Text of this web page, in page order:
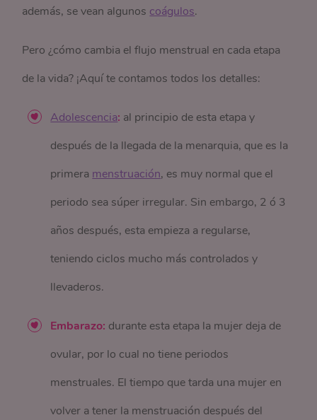
además, se vean algunos coágulos.
Pero ¿cómo cambia el flujo menstrual en cada etapa
de la vida? ¡Aquí te contamos todos los detalles:
Adolescencia: al principio de esta etapa y
después de la llegada de la menarquia, que es la
primera menstruación, es muy normal que el
periodo sea súper irregular. Sin embargo, 2 ó 3
años después, esta empieza a regularse,
teniendo ciclos mucho más controlados y
llevaderos.
Embarazo: durante esta etapa la mujer deja de
ovular, por lo cual no tiene periodos
menstruales. El tiempo que tarda una mujer en
volver a tener la menstruación después del